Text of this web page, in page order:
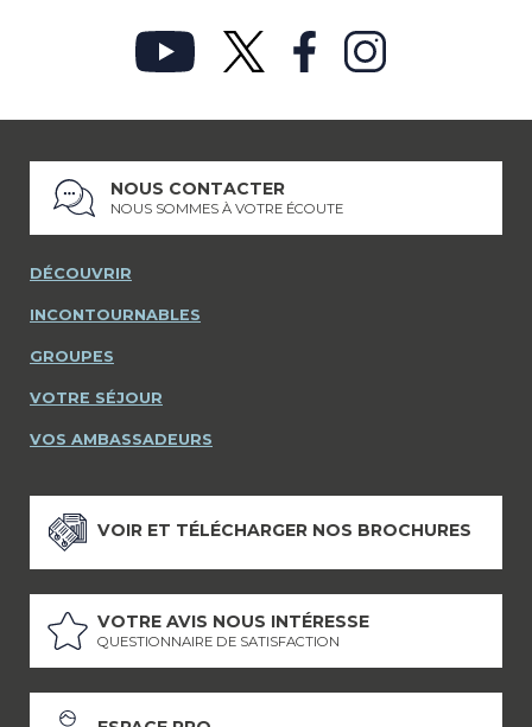
NOUS CONTACTER
NOUS SOMMES À VOTRE ÉCOUTE
DÉCOUVRIR
INCONTOURNABLES
GROUPES
VOTRE SÉJOUR
VOS AMBASSADEURS
VOIR ET TÉLÉCHARGER NOS BROCHURES
VOTRE AVIS NOUS INTÉRESSE
QUESTIONNAIRE DE SATISFACTION